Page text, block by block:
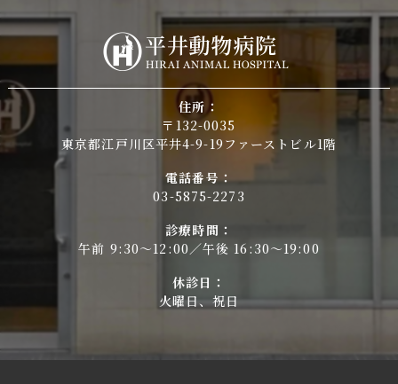
住所：
〒132-0035
東京都江戸川区平井4-9-19ファーストビル1階
電話番号：
03-5875-2273
診療時間：
午前 9:30～12:00／午後 16:30～19:00
休診日：
火曜日、祝日